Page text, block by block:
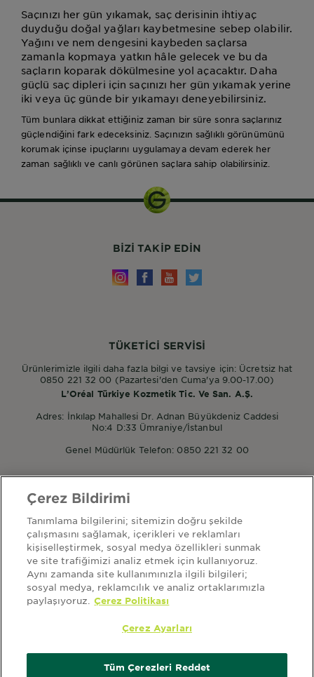
Saçınızı her gün yıkamak, saç derisinin ihtiyaç
duyduğu doğal yağları kaybetmesine sebep olabilir.
Yağını ve nem dengesini kaybeden saçlarsa
zamanla kopmaya yatkın hâle gelecek ve bu da
saçların koparak dökülmesine yol açacaktır. Daha
güçlü saç dipleri için saçınızı her gün yıkamak yerine
iki veya üç günde bir yıkamayı deneyebilirsiniz.
Tüm bunlara dikkat ettiğiniz zaman bir süre sonra saçlarınız
güçlendiğini fark edeceksiniz. Saçınızın sağlıklı görünümünü
korumak içinse ipuçlarını uygulamaya devam ederek her
zaman sağlıklı ve canlı görünen saçlara sahip olabilirsiniz.
HAKKIMIZDA
garnier hakkında sitemap
kvkk başvuru form
çerez ayarları çerez politikası
TÜKETİCİ SERVİSİ
Ürünlerimizle ilgili daha fazla bilgi ve tavsiye için: Ücretsiz hat
0850 221 32 00 (Pazartesi'den Cuma'ya 9.00-17.00)
L’Oréal Türkiye Kozmetik Tic. Ve San. A.Ş.
Adres: İnkılap Mahallesi Dr. Adnan Büyükdeniz Caddesi
No:4 D:33 Ümraniye/İstanbul
Genel Müdürlük Telefon: 0850 221 32 00
POPÜLER ÜRÜNLER
Garnier Micellar
Garnier Mineral Saf ve Temiz
Garnier Nem Bombası
BIZI TAKIP EDIN
Çerez Bildirimi
Tanımlama bilgilerini; sitemizin doğru şekilde
çalışmasını sağlamak, içerikleri ve reklamları
kişiselleştirmek, sosyal medya özellikleri sunmak
ve site trafiğimizi analiz etmek için kullanıyoruz.
Aynı zamanda site kullanımınızla ilgili bilgileri;
sosyal medya, reklamcılık ve analiz ortaklarımızla
paylaşıyoruz.
Çerez Politikası
Çerez Ayarları
Tüm Çerezleri Reddet